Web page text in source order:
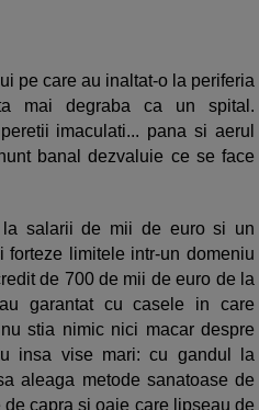
pe care au inaltat-o la periferia
mai degraba ca un spital.
imaculati... pana si aerul
banal dezvaluie ce se face
salarii de mii de euro si un
limitele intr-un domeniu
de 700 de mii de euro de la
garantat cu casele in care
stia nimic nici macar despre
insa vise mari: cu gandul la
aleaga metode sanatoase de
capra si oaie care lipseau de